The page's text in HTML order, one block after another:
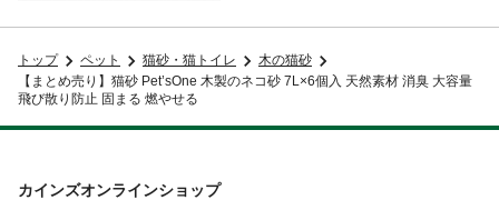
トップ ペット 猫砂・猫トイレ
木の猫砂
【まとめ売り】猫砂 Pet’sOne 木製のネコ砂 7L×6個入 天然素材 消臭 大容量
飛び散り防止 固まる 燃やせる
カインズオンラインショップ